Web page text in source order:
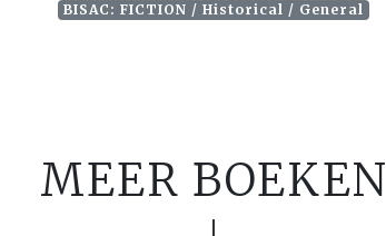
BISAC: FICTION / Historical / General
MEER BOEKEN